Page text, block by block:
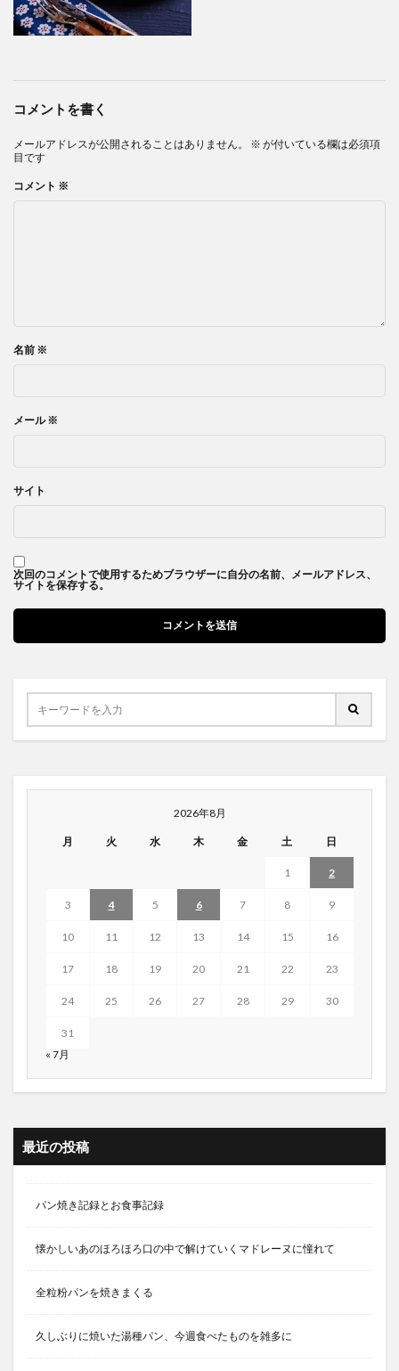
コメントを書く
メールアドレスが公開されることはありません。 ※ が付いている欄は必須項
目です
コメント ※
名前 ※
メール※
サイト
次回のコメントで使用するためブラウザーに自分の名前、メールアドレス、
サイトを保存する。
2026年8月
月 火 水 木 金 土 日
1 2
3 4 5 6 7 8 9
10 11 12 13 14 15 16
17 18 19 20 21 22 23
24 25 26 27 28 29 30
31
« 7月
最近の投稿
パン焼き記録とお食事記録
懐かしいあのほろほろ口の中で解けていくマドレーヌに憧れて
全粒粉パンを焼きまくる
久しぶりに焼いた湯種パン、今週食べたものを雑多に